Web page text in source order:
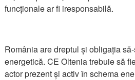
funcționale ar fi iresponsabilă.
România are dreptul și obligația
energetică. CE Oltenia trebuie să
actor prezent și activ în schema